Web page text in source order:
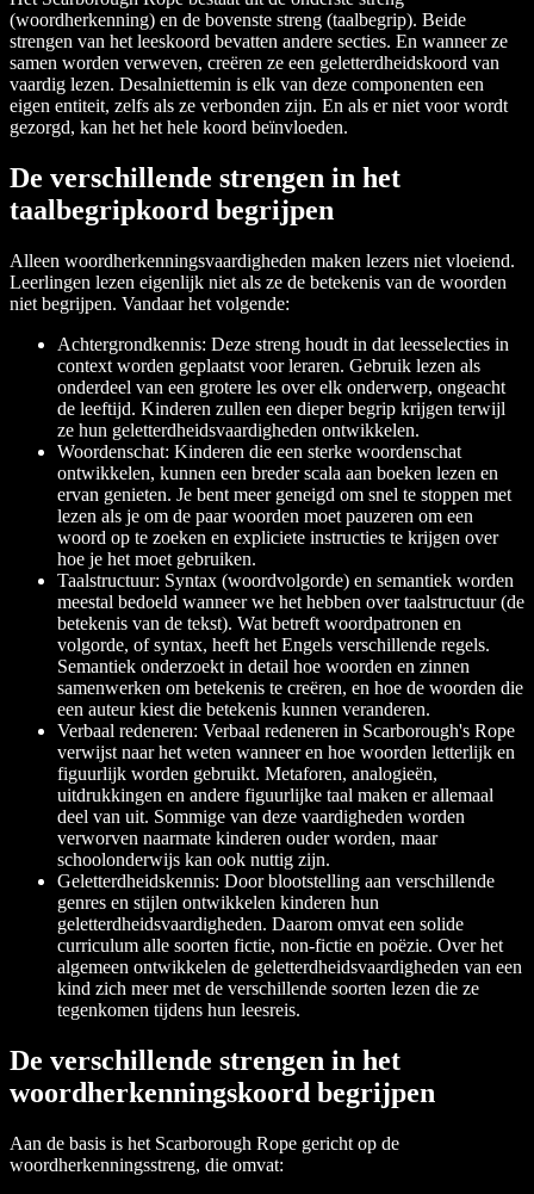
(woordherkenning) en de bovenste streng (taalbegrip). Beide
strengen van het leeskoord bevatten andere secties. En wanneer ze
samen worden verweven, creëren ze een geletterdheidskoord van
vaardig lezen. Desalniettemin is elk van deze componenten een
eigen entiteit, zelfs als ze verbonden zijn. En als er niet voor wordt
gezorgd, kan het het hele koord beïnvloeden.
De verschillende strengen in het
taalbegripkoord begrijpen
Alleen woordherkenningsvaardigheden maken lezers niet vloeiend.
Leerlingen lezen eigenlijk niet als ze de betekenis van de woorden
niet begrijpen. Vandaar het volgende:
Achtergrondkennis: Deze streng houdt in dat leesselecties in
context worden geplaatst voor leraren. Gebruik lezen als
onderdeel van een grotere les over elk onderwerp, ongeacht
de leeftijd. Kinderen zullen een dieper begrip krijgen terwijl
ze hun geletterdheidsvaardigheden ontwikkelen.
Woordenschat: Kinderen die een sterke woordenschat
ontwikkelen, kunnen een breder scala aan boeken lezen en
ervan genieten. Je bent meer geneigd om snel te stoppen met
lezen als je om de paar woorden moet pauzeren om een
woord op te zoeken en expliciete instructies te krijgen over
hoe je het moet gebruiken.
Taalstructuur: Syntax (woordvolgorde) en semantiek worden
meestal bedoeld wanneer we het hebben over taalstructuur (de
betekenis van de tekst). Wat betreft woordpatronen en
volgorde, of syntax, heeft het Engels verschillende regels.
Semantiek onderzoekt in detail hoe woorden en zinnen
samenwerken om betekenis te creëren, en hoe de woorden die
een auteur kiest die betekenis kunnen veranderen.
Verbaal redeneren: Verbaal redeneren in Scarborough's Rope
verwijst naar het weten wanneer en hoe woorden letterlijk en
figuurlijk worden gebruikt. Metaforen, analogieën,
uitdrukkingen en andere figuurlijke taal maken er allemaal
deel van uit. Sommige van deze vaardigheden worden
verworven naarmate kinderen ouder worden, maar
schoolonderwijs kan ook nuttig zijn.
Geletterdheidskennis: Door blootstelling aan verschillende
genres en stijlen ontwikkelen kinderen hun
geletterdheidsvaardigheden. Daarom omvat een solide
curriculum alle soorten fictie, non-fictie en poëzie. Over het
algemeen ontwikkelen de geletterdheidsvaardigheden van een
kind zich meer met de verschillende soorten lezen die ze
tegenkomen tijdens hun leesreis.
De verschillende strengen in het
woordherkenningskoord begrijpen
Aan de basis is het Scarborough Rope gericht op de
woordherkenningsstreng, die omvat: